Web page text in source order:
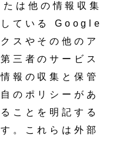
は他の情報収集
している Google
スやその他のア
三者のサービス
報の収集と保管
のポリシーがあ
ことを明記する
。これらは外部